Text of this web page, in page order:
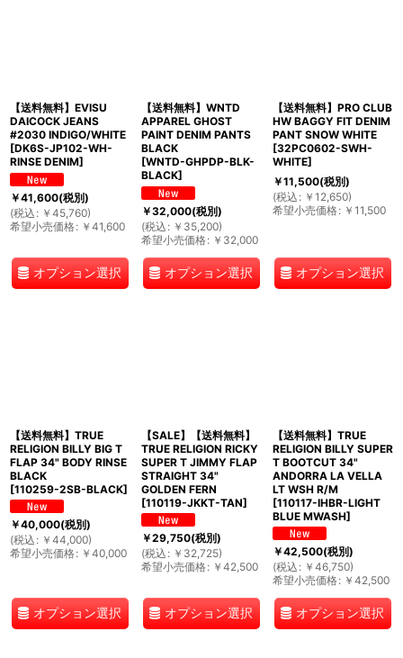
【送料無料】EVISU
DAICOCK JEANS
#2030 INDIGO/WHITE
[DK6S-JP102-WH-
RINSE DENIM]
￥41,600(税別)
(税込 : ￥ 45,760)
希望小売価格: ￥ 41,600
オプション選択
【送料無料】WNTD
APPAREL GHOST
PAINT DENIM PANTS
BLACK
[WNTD-GHPDP-BLK-
BLACK]
￥32,000(税別)
(税込 : ￥ 35,200)
希望小売価格: ￥ 32,000
オプション選択
【送料無料】PRO CLUB
HW BAGGY FIT DENIM
PANT SNOW WHITE
[32PC0602-SWH-
WHITE]
￥11,500(税別)
(税込 : ￥ 12,650)
希望小売価格: ￥ 11,500
オプション選択
【送料無料】TRUE
RELIGION BILLY BIG T
FLAP 34" BODY RINSE
BLACK
[110259-2SB-BLACK]
￥40,000(税別)
(税込 : ￥ 44,000)
希望小売価格: ￥ 40,000
オプション選択
【SALE】【送料無料】
TRUE RELIGION RICKY
SUPER T JIMMY FLAP
STRAIGHT 34"
GOLDEN FERN
[110119-JKKT-TAN]
￥29,750(税別)
(税込 : ￥ 32,725)
希望小売価格: ￥ 42,500
オプション選択
【送料無料】TRUE
RELIGION BILLY SUPER
T BOOTCUT 34"
ANDORRA LA VELLA
LT WSH R/M
[110117-IHBR-LIGHT
BLUE MWASH]
￥42,500(税別)
(税込 : ￥ 46,750)
希望小売価格: ￥ 42,500
オプション選択